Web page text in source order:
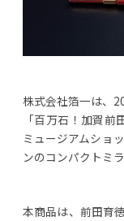
株式会社箔一は、
「百万石！加賀
ミュージアムショ
ンのコンパクトミ
本商品は、前田育